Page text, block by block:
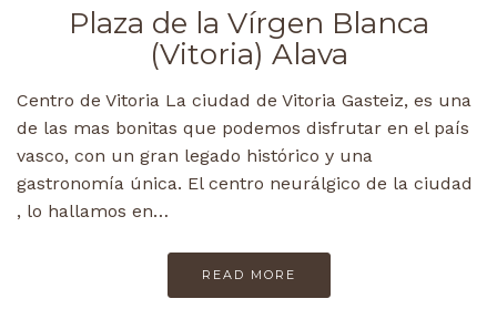
Plaza de la Vírgen Blanca
(Vitoria) Alava
Centro de Vitoria La ciudad de Vitoria Gasteiz, es una
de las mas bonitas que podemos disfrutar en el país
vasco, con un gran legado histórico y una
gastronomía única. El centro neurálgico de la ciudad
, lo hallamos en…
READ MORE